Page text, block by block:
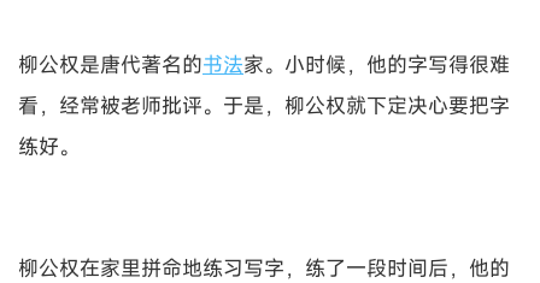
柳公权是唐代著名的书法家。小时候，他的字写得很难
看，经常被老师批评。于是，柳公权就下定决心要把字
练好。
柳公权在家里拼命地练习写字，练了一段时间后，他的